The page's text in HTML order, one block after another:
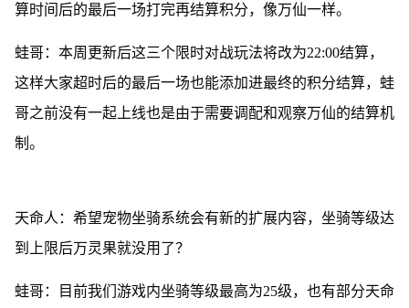
算时间后的最后一场打完再结算积分，像万仙一样。
蛙哥：本周更新后这三个限时对战玩法将改为22:00结算，
这样大家超时后的最后一场也能添加进最终的积分结算，蛙
哥之前没有一起上线也是由于需要调配和观察万仙的结算机
制。
天命人：希望宠物坐骑系统会有新的扩展内容，坐骑等级达
到上限后万灵果就没用了？
蛙哥：目前我们游戏内坐骑等级最高为25级，也有部分天命